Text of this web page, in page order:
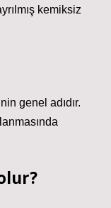
kemiksiz
genel adıdır.